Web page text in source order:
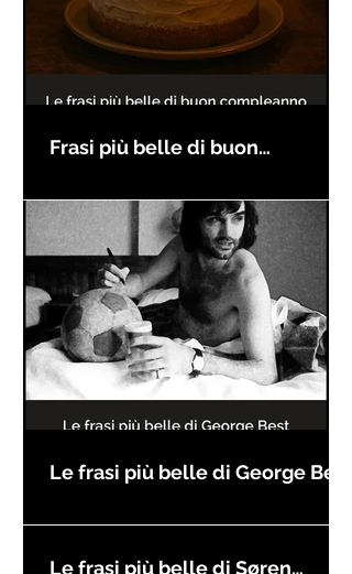
Frasi più belle di buon
Le frasi più belle di George Best
Le frasi più belle di Søren